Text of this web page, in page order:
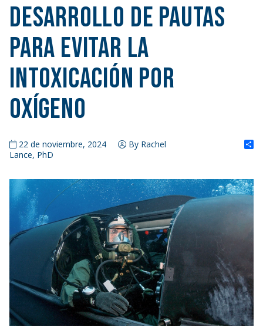
Desarrollo de pautas
para evitar la
intoxicación por
oxígeno
22 de noviembre, 2024
By Rachel
Lance, PhD